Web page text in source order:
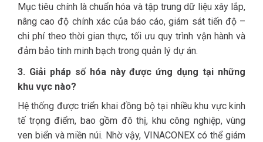
Mục tiêu chính là chuẩn hóa và tập trung dữ liệu xây lắp,
nâng cao độ chính xác của báo cáo, giám sát tiến độ –
chi phí theo thời gian thực, tối ưu quy trình vận hành và
đảm bảo tính minh bạch trong quản lý dự án.
3. Giải pháp số hóa này được ứng dụng tại những
khu vực nào?
Hệ thống được triển khai đồng bộ tại nhiều khu vực kinh
tế trọng điểm, bao gồm đô thị, khu công nghiệp, vùng
ven biển và miền núi. Nhờ vậy, VINACONEX có thể giám